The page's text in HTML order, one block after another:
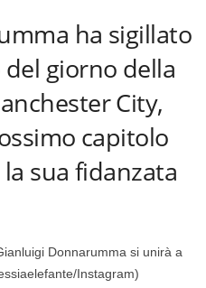
ha sigillato
giorno della
City,
capitolo
sua fidanzata
Donnarumma si unirà a
Instagram)